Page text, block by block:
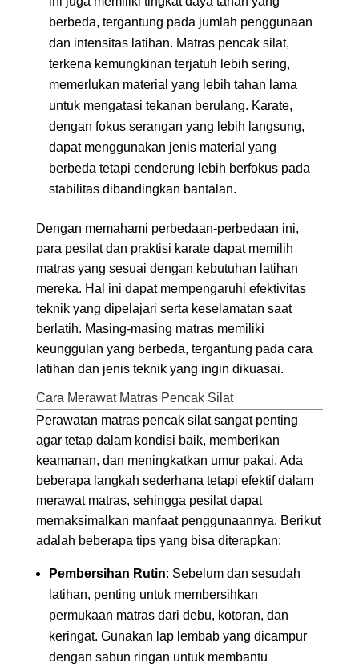
berbeda, tergantung pada jumlah penggunaan
dan intensitas latihan. Matras pencak silat,
terkena kemungkinan terjatuh lebih sering,
memerlukan material yang lebih tahan lama
untuk mengatasi tekanan berulang. Karate,
dengan fokus serangan yang lebih langsung,
dapat menggunakan jenis material yang
berbeda tetapi cenderung lebih berfokus pada
stabilitas dibandingkan bantalan.
Dengan memahami perbedaan-perbedaan ini,
para pesilat dan praktisi karate dapat memilih
matras yang sesuai dengan kebutuhan latihan
mereka. Hal ini dapat mempengaruhi efektivitas
teknik yang dipelajari serta keselamatan saat
berlatih. Masing-masing matras memiliki
keunggulan yang berbeda, tergantung pada cara
latihan dan jenis teknik yang ingin dikuasai.
Cara Merawat Matras Pencak Silat
Perawatan matras pencak silat sangat penting
agar tetap dalam kondisi baik, memberikan
keamanan, dan meningkatkan umur pakai. Ada
beberapa langkah sederhana tetapi efektif dalam
merawat matras, sehingga pesilat dapat
memaksimalkan manfaat penggunaannya. Berikut
adalah beberapa tips yang bisa diterapkan:
Pembersihan Rutin: Sebelum dan sesudah
latihan, penting untuk membersihkan
permukaan matras dari debu, kotoran, dan
keringat. Gunakan lap lembab yang dicampur
dengan sabun ringan untuk membantu